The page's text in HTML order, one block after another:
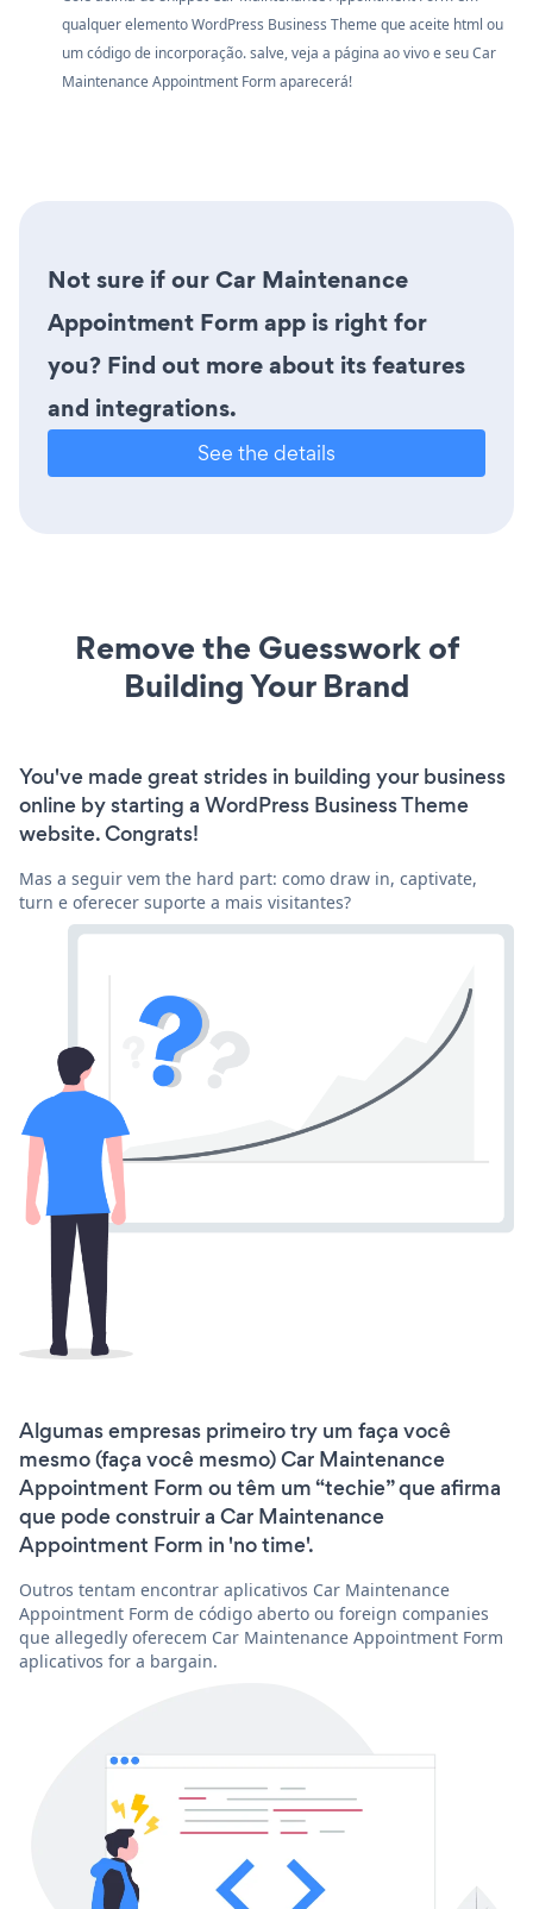
qualquer elemento WordPress Business Theme que aceite html ou
um código de incorporação. salve, veja a página ao vivo e seu Car
Maintenance Appointment Form aparecerá!
Not sure if our Car Maintenance
Appointment Form app is right for
you? Find out more about its features
and integrations.
See the details
Remove the Guesswork of
Building Your Brand
You've made great strides in building your business
online by starting a WordPress Business Theme
website. Congrats!
Mas a seguir vem the hard part: como draw in, captivate,
turn e oferecer suporte a mais visitantes?
Algumas empresas primeiro try um faça você
mesmo (faça você mesmo) Car Maintenance
Appointment Form ou têm um “techie” que afirma
que pode construir a Car Maintenance
Appointment Form in 'no time'.
Outros tentam encontrar aplicativos Car Maintenance
Appointment Form de código aberto ou foreign companies
que allegedly oferecem Car Maintenance Appointment Form
aplicativos for a bargain.